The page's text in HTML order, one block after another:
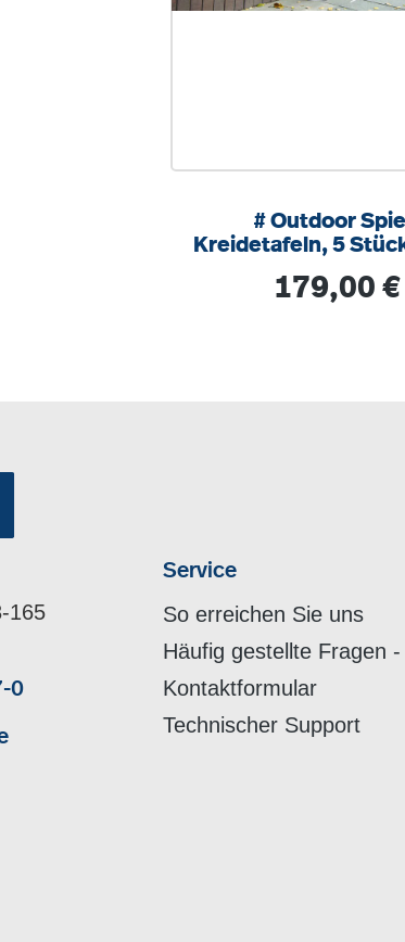
# Outdoor
Kreidetafeln, 5
80 cm, 3 cm
Regulärer Preis:
179,00 €
165
0
Service
So erreichen Sie uns
Häufig gestellte Fragen -
Kontaktformular
Technischer Support